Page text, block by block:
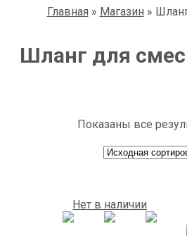
Главная » Магазин »
Шланг для
Показаны все
Нет в наличии